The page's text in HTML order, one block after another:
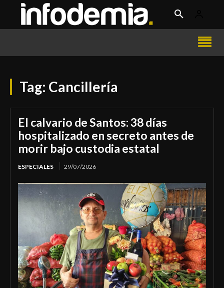
Tag: Cancillería
El calvario de Santos: 38 días
hospitalizado en secreto antes de
morir bajo custodia estatal
ESPECIALES 29/07/2026